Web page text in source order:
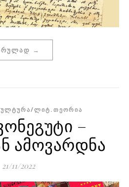
→
ᲚᲘᲢ.ᲗᲔᲝᲠᲘᲐ
–
ამოვარდნა
21/11/2022